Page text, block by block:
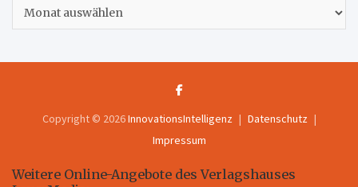
Copyright © 2026InnovationsIntelligenz
Datenschutz
Impressum
Weitere Online-Angebote des Verlagshauses